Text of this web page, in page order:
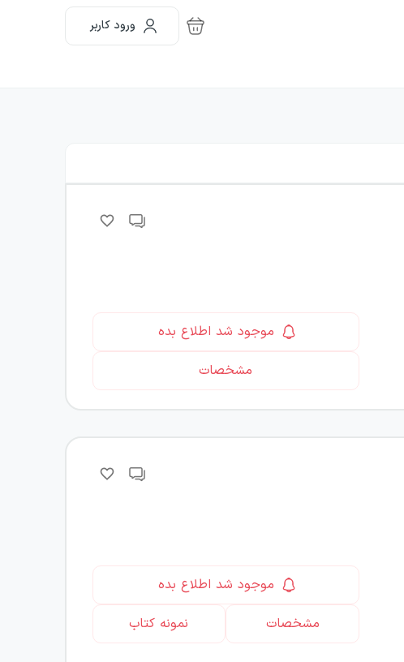
ورود کاربر
موجود شد اطلاع بده
مشخصات
موجود شد اطلاع بده
مشخصات
نمونه کتاب